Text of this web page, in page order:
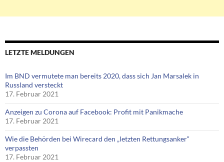
LETZTE MELDUNGEN
Im BND vermutete man bereits 2020, dass sich Jan Marsalek in
Russland versteckt
17. Februar 2021
Anzeigen zu Corona auf Facebook: Profit mit Panikmache
17. Februar 2021
Wie die Behörden bei Wirecard den „letzten Rettungsanker“
verpassten
17. Februar 2021